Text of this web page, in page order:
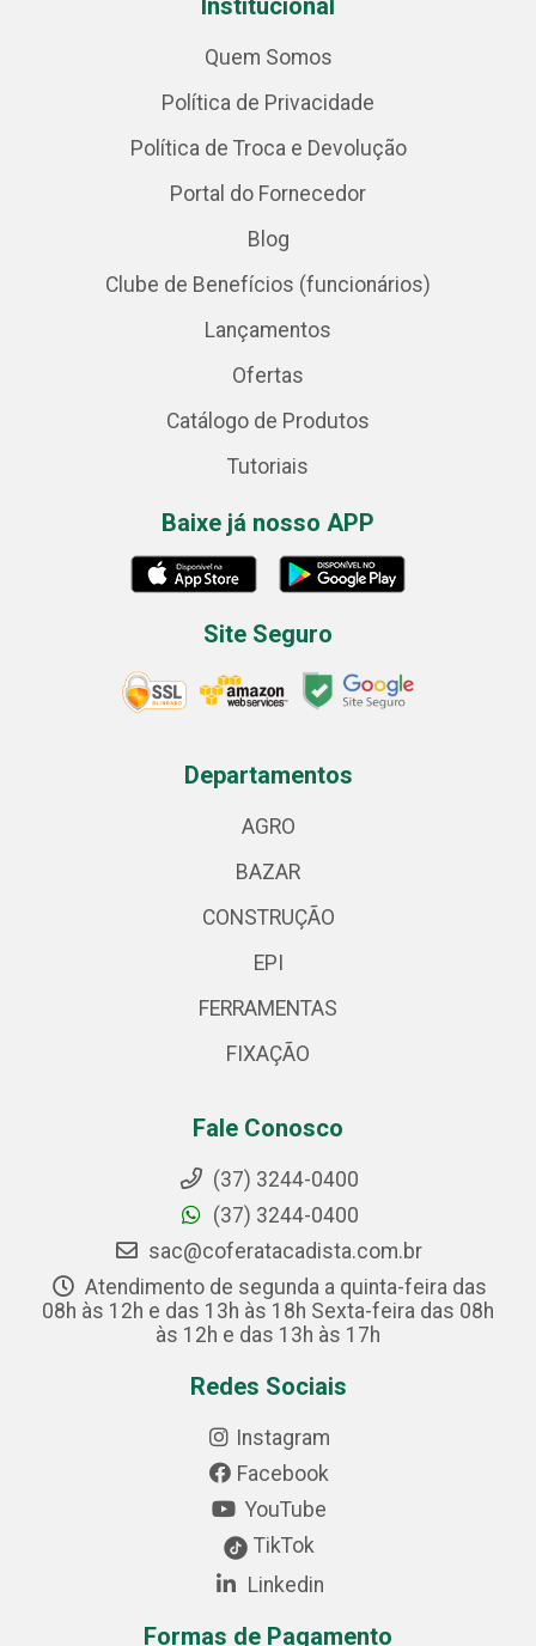
Institucional
Quem Somos
Política de Privacidade
Política de Troca e Devolução
Portal do Fornecedor
Blog
Clube de Benefícios (funcionários)
Lançamentos
Ofertas
Catálogo de Produtos
Tutoriais
Baixe já nosso APP
Site Seguro
Departamentos
AGRO
BAZAR
CONSTRUÇÃO
EPI
FERRAMENTAS
FIXAÇÃO
Fale Conosco
(37) 3244-0400
(37) 3244-0400
sac@coferatacadista.com.br
Atendimento de segunda a quinta-feira das
08h às 12h e das 13h às 18h Sexta-feira das 08h
às 12h e das 13h às 17h
Redes Sociais
Instagram
Facebook
YouTube
TikTok
Linkedin
Formas de Pagamento